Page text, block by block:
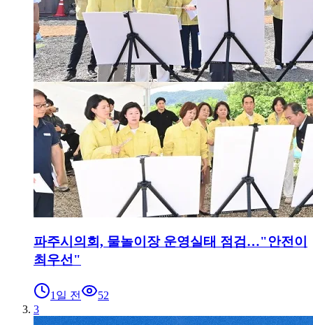
파주시의회, 물놀이장 운영실태 점검…"안전이
최우선"
1일 전
52
3